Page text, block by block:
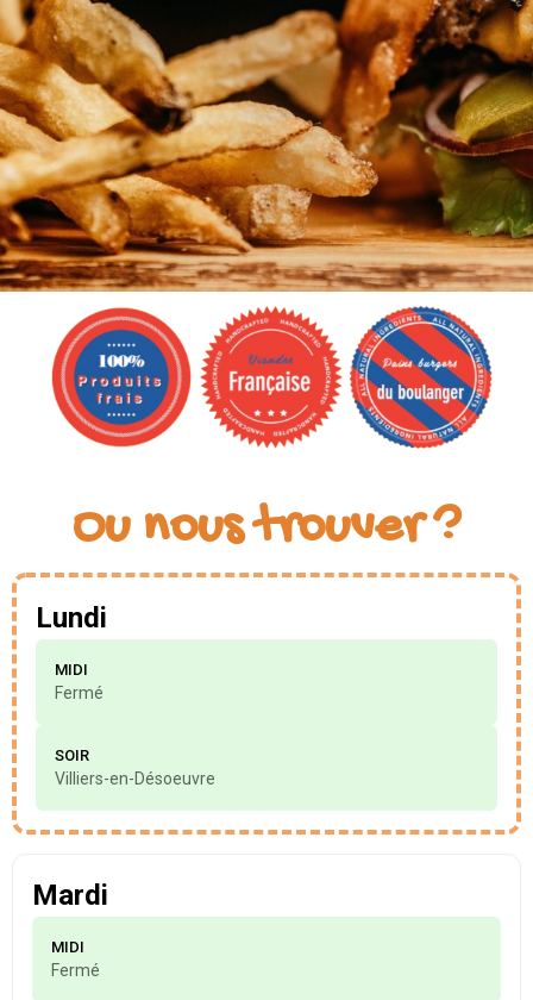
Burg'Eure
Truck
Savourez la fraîcheur authentique
avec Le Burg'Eure Truck : Découvrez
nos hamburgers, bagels, et salades
fraîchement préparés !
DÉCOUVRIR NOS BURGERS
Ou nous trouver ?
Lundi
MIDI
Fermé
SOIR
Villiers-en-Désoeuvre
Mardi
MIDI
Fermé